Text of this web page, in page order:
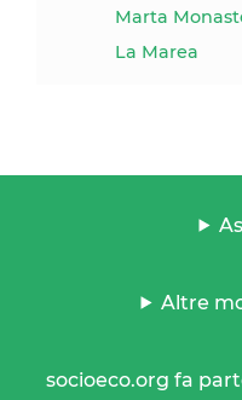
Marta
La Marea
Altre
socioeco.org fa